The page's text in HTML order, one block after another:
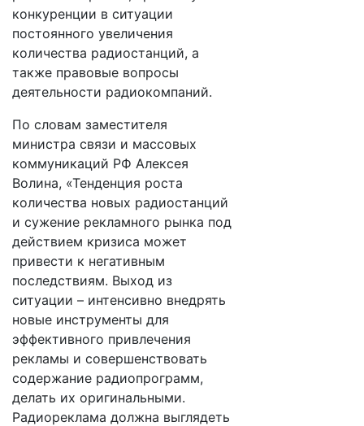
конкуренции в ситуации
постоянного увеличения
количества радиостанций, а
также правовые вопросы
деятельности радиокомпаний.
По словам заместителя
министра связи и массовых
коммуникаций РФ Алексея
Волина, «Тенденция роста
количества новых радиостанций
и сужение рекламного рынка под
действием кризиса может
привести к негативным
последствиям. Выход из
ситуации – интенсивно внедрять
новые инструменты для
эффективного привлечения
рекламы и совершенствовать
содержание радиопрограмм,
делать их оригинальными.
Радиореклама должна выглядеть